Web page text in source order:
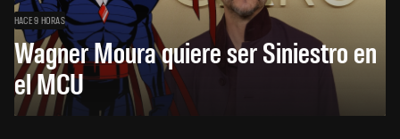
HACE 9 HORAS
Wagner Moura quiere ser Siniestro en
el MCU